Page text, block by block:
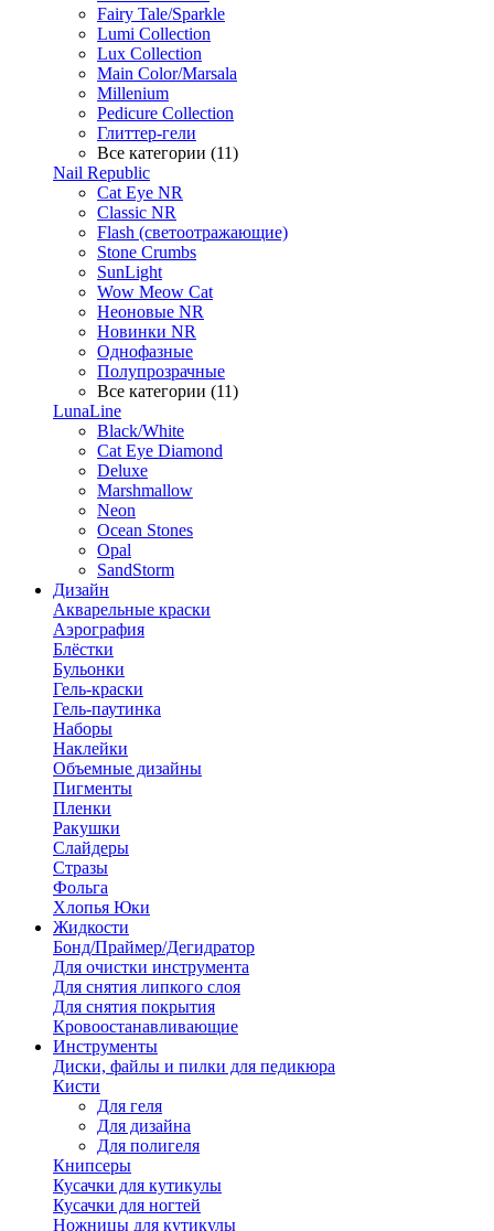
Fairy Tale/Sparkle
Lumi Collection
Lux Collection
Main Color/Marsala
Millenium
Pedicure Collection
Глиттер-гели
Все категории (11)
Nail Republic
Cat Eye NR
Classic NR
Flash (светоотражающие)
Stone Crumbs
SunLight
Wow Meow Cat
Неоновые NR
Новинки NR
Однофазные
Полупрозрачные
Все категории (11)
LunaLine
Black/White
Cat Eye Diamond
Deluxe
Marshmallow
Neon
Ocean Stones
Opal
SandStorm
Дизайн
Акварельные краски
Аэрография
Блёстки
Бульонки
Гель-краски
Гель-паутинка
Наборы
Наклейки
Объемные дизайны
Пигменты
Пленки
Ракушки
Слайдеры
Стразы
Фольга
Хлопья Юки
Жидкости
Бонд/Праймер/Дегидратор
Для очистки инструмента
Для снятия липкого слоя
Для снятия покрытия
Кровоостанавливающие
Инструменты
Диски, файлы и пилки для педикюра
Кисти
Для геля
Для дизайна
Для полигеля
Книпсеры
Кусачки для кутикулы
Кусачки для ногтей
Ножницы для кутикулы